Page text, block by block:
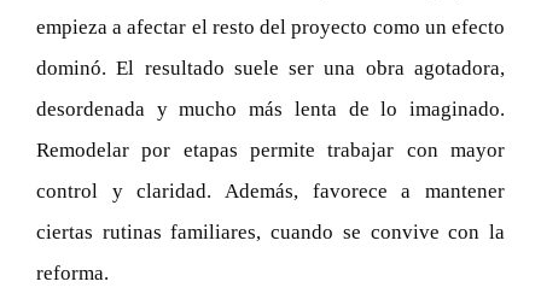
empieza a afectar el resto del proyecto como un efecto
dominó. El resultado suele ser una obra agotadora,
desordenada y mucho más lenta de lo imaginado.
Remodelar por etapas permite trabajar con mayor
control y claridad. Además, favorece a mantener
ciertas rutinas familiares, cuando se convive con la
reforma.